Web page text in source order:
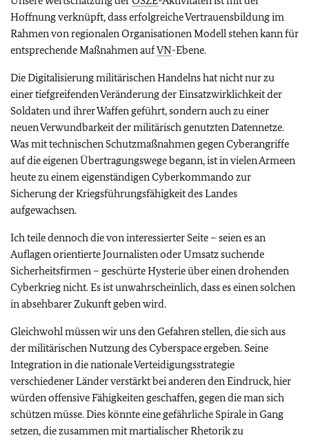
Hoffnung verknüpft, dass erfolgreiche Vertrauensbildung im
Rahmen von regionalen Organisationen Modell stehen kann für
entsprechende Maßnahmen aufVN-Ebene.
Die Digitalisierung militärischen Handelns hat nicht nur zu
einer tiefgreifenden Veränderung der Einsatzwirklichkeit der
Soldaten und ihrer Waffen geführt, sondern auch zu einer
neuen Verwundbarkeit der militärisch genutzten Datennetze.
Was mit technischen Schutzmaßnahmen gegen Cyberangriffe
auf die eigenen Übertragungswege begann, ist in vielen Armeen
heute zu einem eigenständigen Cyberkommando zur
Sicherung der Kriegsführungsfähigkeit des Landes
aufgewachsen.
Ich teile dennoch die von interessierter Seite – seien es an
Auflagen orientierte Journalisten oder Umsatz suchende
Sicherheitsfirmen – geschürte Hysterie über einen drohenden
Cyberkrieg nicht. Es ist unwahrscheinlich, dass es einen solchen
in absehbarer Zukunft geben wird.
Gleichwohl müssen wir uns den Gefahren stellen, die sich aus
der militärischen Nutzung des Cyberspace ergeben. Seine
Integration in die nationale Verteidigungsstrategie
verschiedener Länder verstärkt bei anderen den Eindruck, hier
würden offensive Fähigkeiten geschaffen, gegen die man sich
schützen müsse. Dies könnte eine gefährliche Spirale in Gang
setzen, die zusammen mit martialischer Rhetorik zu